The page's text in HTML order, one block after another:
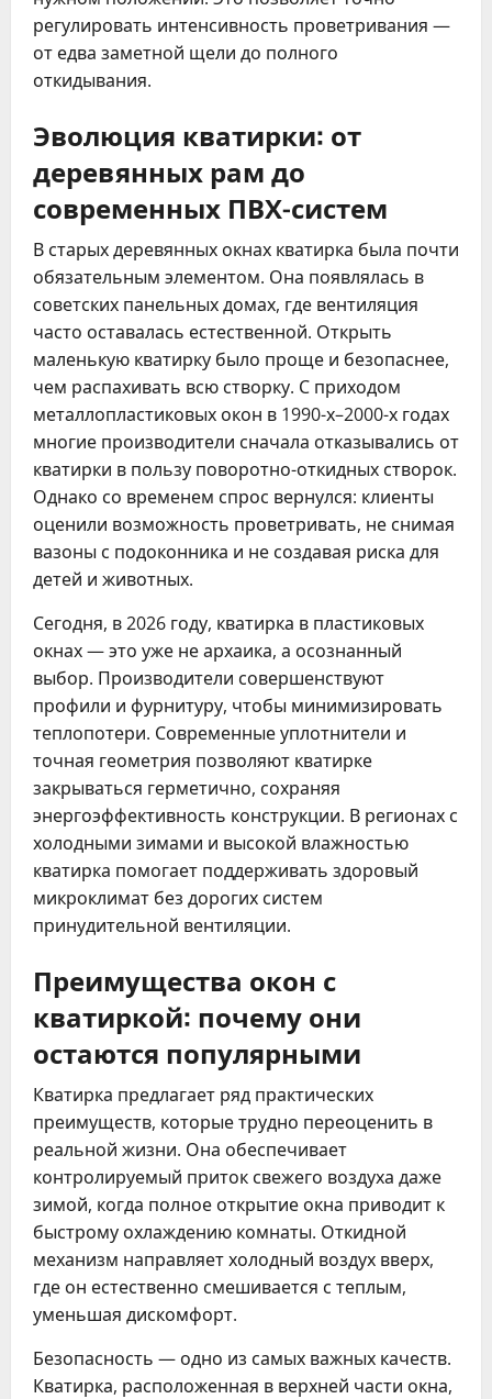
регулировать интенсивность проветривания —
от едва заметной щели до полного
откидывания.
Эволюция кватирки: от
деревянных рам до
современных ПВХ-систем
В старых деревянных окнах кватирка была почти
обязательным элементом. Она появлялась в
советских панельных домах, где вентиляция
часто оставалась естественной. Открыть
маленькую кватирку было проще и безопаснее,
чем распахивать всю створку. С приходом
металлопластиковых окон в 1990-х–2000-х годах
многие производители сначала отказывались от
кватирки в пользу поворотно-откидных створок.
Однако со временем спрос вернулся: клиенты
оценили возможность проветривать, не снимая
вазоны с подоконника и не создавая риска для
детей и животных.
Сегодня, в 2026 году, кватирка в пластиковых
окнах — это уже не архаика, а осознанный
выбор. Производители совершенствуют
профили и фурнитуру, чтобы минимизировать
теплопотери. Современные уплотнители и
точная геометрия позволяют кватирке
закрываться герметично, сохраняя
энергоэффективность конструкции. В регионах с
холодными зимами и высокой влажностью
кватирка помогает поддерживать здоровый
микроклимат без дорогих систем
принудительной вентиляции.
Преимущества окон с
кватиркой: почему они
остаются популярными
Кватирка предлагает ряд практических
преимуществ, которые трудно переоценить в
реальной жизни. Она обеспечивает
контролируемый приток свежего воздуха даже
зимой, когда полное открытие окна приводит к
быстрому охлаждению комнаты. Откидной
механизм направляет холодный воздух вверх,
где он естественно смешивается с теплым,
уменьшая дискомфорт.
Безопасность — одно из самых важных качеств.
Кватирка, расположенная в верхней части окна,